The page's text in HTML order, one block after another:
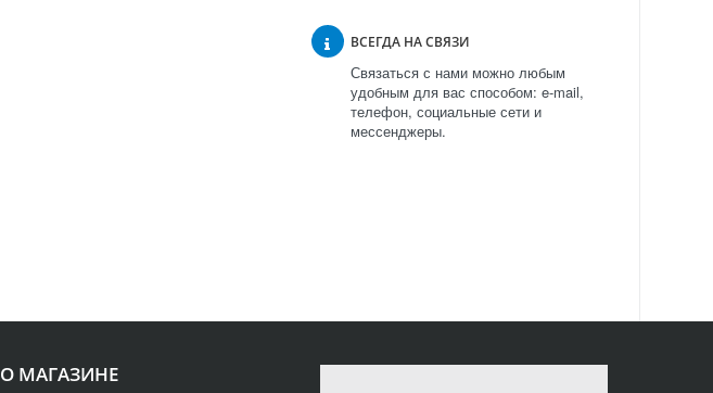
ВСЕГДА НА СВЯЗИ
Связаться с нами можно любым
удобным для вас способом: e-mail,
телефон, социальные сети и
мессенджеры.
О МАГАЗИНЕ